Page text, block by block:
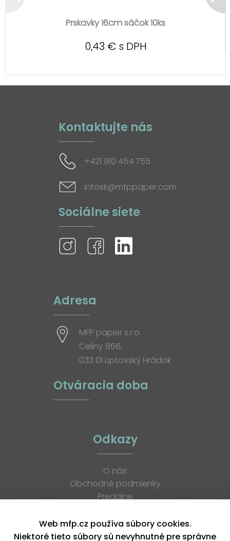
Prskavky 16cm sáčok 10ks
0,43 € s DPH
Kontaktujte nás
+421 910 454 755
infosk@mfppaper.com
Sociálne siete
Adresa
MFP papier s.r.o.
Celiny 866,
033 01 Liptovský Hrádok
Otváracia doba
Odkazy
O nás
Obchodné podmienky
Predajne
K stiahnutiu
Blog
Web mfp.cz používa súbory cookies.
Niektoré tieto súbory sú nevyhnutné pre správne